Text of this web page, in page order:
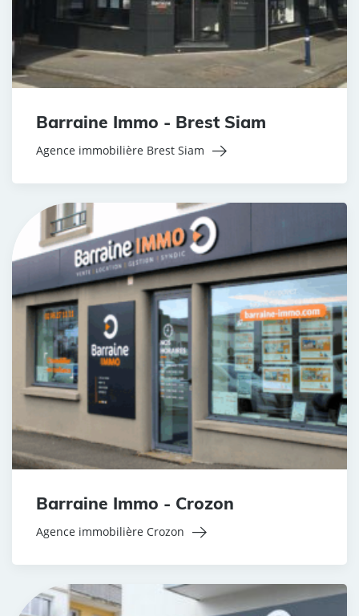
Barraine Immo - Brest Siam
Agence immobilière Brest Siam
Barraine Immo - Crozon
Agence immobilière Crozon